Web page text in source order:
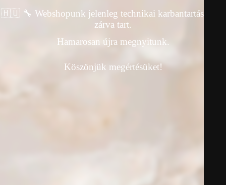
🇭🇺 🔧 Webshopunk jelenleg technikai karbantartás miatt
zárva tart.
Hamarosan újra megnyitunk.
Köszönjük megértésüket!